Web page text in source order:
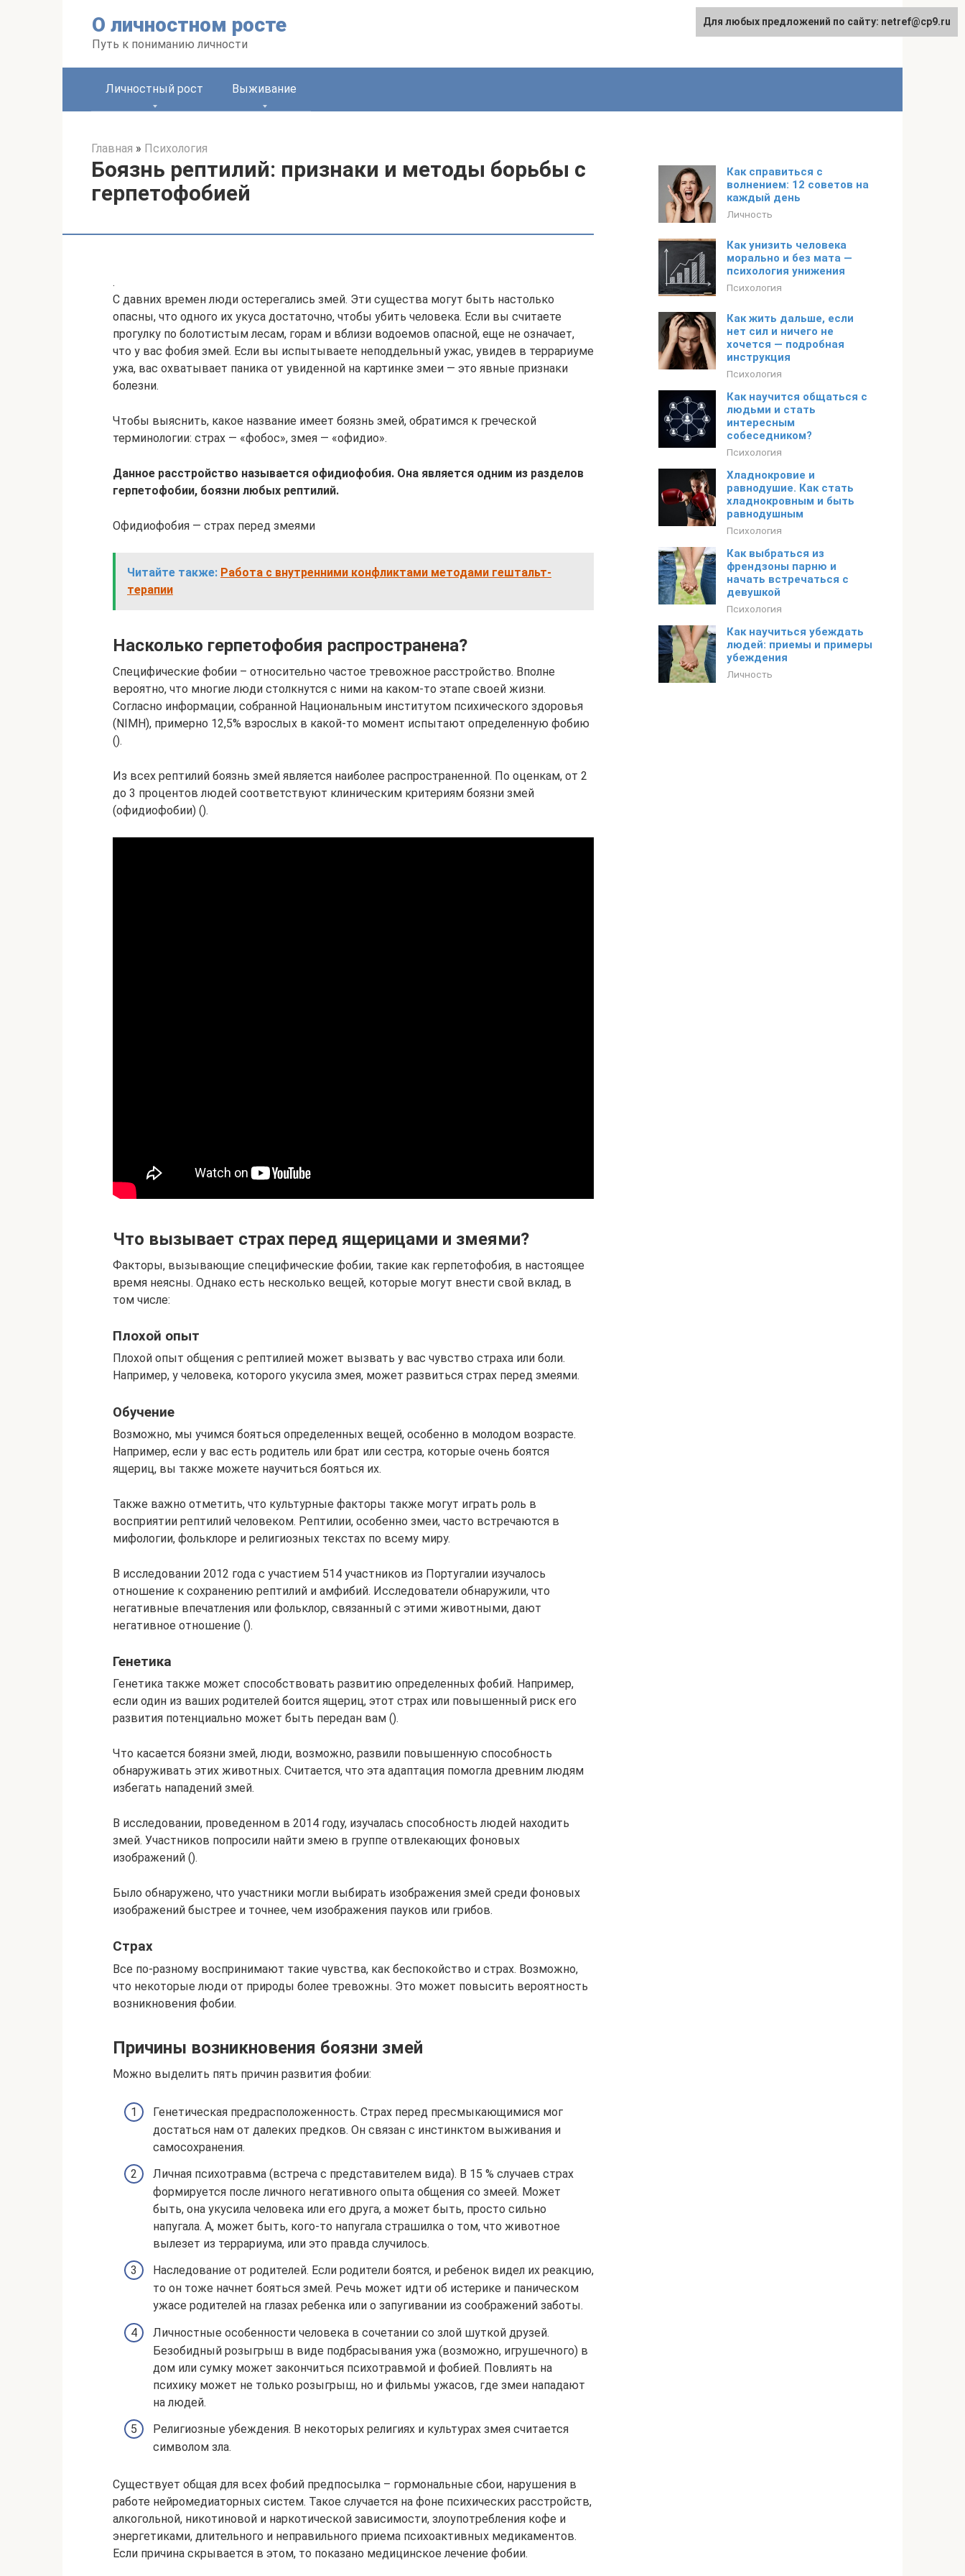
О личностном росте
Путь к пониманию личности
Личностный рост Выживание
Главная » Психология
Боязнь рептилий: признаки и методы борьбы с
герпетофобией
.
С давних времен люди остерегались змей. Эти существа могут быть настолько
опасны, что одного их укуса достаточно, чтобы убить человека. Если вы считаете
прогулку по болотистым лесам, горам и вблизи водоемов опасной, еще не означает,
что у вас фобия змей. Если вы испытываете неподдельный ужас, увидев в террариуме
ужа, вас охватывает паника от увиденной на картинке змеи — это явные признаки
болезни.
Чтобы выяснить, какое название имеет боязнь змей, обратимся к греческой
терминологии: страх — «фобос», змея — «офидио».
Данное расстройство называется офидиофобия. Она является одним из разделов
герпетофобии, боязни любых рептилий.
Офидиофобия — страх перед змеями
Читайте также: Работа с внутренними конфликтами методами гештальт-
терапии
Насколько герпетофобия распространена?
Специфические фобии – относительно частое тревожное расстройство. Вполне
вероятно, что многие люди столкнутся с ними на каком-то этапе своей жизни.
Согласно информации, собранной Национальным институтом психического здоровья
(NIMH), примерно 12,5% взрослых в какой-то момент испытают определенную фобию
().
Из всех рептилий боязнь змей является наиболее распространенной. По оценкам, от 2
до 3 процентов людей соответствуют клиническим критериям боязни змей
(офидиофобии) ().
Что вызывает страх перед ящерицами и змеями?
Факторы, вызывающие специфические фобии, такие как герпетофобия, в настоящее
время неясны. Однако есть несколько вещей, которые могут внести свой вклад, в
том числе:
Плохой опыт
Плохой опыт общения с рептилией может вызвать у вас чувство страха или боли.
Например, у человека, которого укусила змея, может развиться страх перед змеями.
Обучение
Возможно, мы учимся бояться определенных вещей, особенно в молодом возрасте.
Например, если у вас есть родитель или брат или сестра, которые очень боятся
ящериц, вы также можете научиться бояться их.
Также важно отметить, что культурные факторы также могут играть роль в
восприятии рептилий человеком. Рептилии, особенно змеи, часто встречаются в
мифологии, фольклоре и религиозных текстах по всему миру.
В исследовании 2012 года с участием 514 участников из Португалии изучалось
отношение к сохранению рептилий и амфибий. Исследователи обнаружили, что
негативные впечатления или фольклор, связанный с этими животными, дают
негативное отношение ().
Генетика
Генетика также может способствовать развитию определенных фобий. Например,
если один из ваших родителей боится ящериц, этот страх или повышенный риск его
развития потенциально может быть передан вам ().
Что касается боязни змей, люди, возможно, развили повышенную способность
обнаруживать этих животных. Считается, что эта адаптация помогла древним людям
избегать нападений змей.
В исследовании, проведенном в 2014 году, изучалась способность людей находить
змей. Участников попросили найти змею в группе отвлекающих фоновых
изображений ().
Было обнаружено, что участники могли выбирать изображения змей среди фоновых
изображений быстрее и точнее, чем изображения пауков или грибов.
Страх
Все по-разному воспринимают такие чувства, как беспокойство и страх. Возможно,
что некоторые люди от природы более тревожны. Это может повысить вероятность
возникновения фобии.
Причины возникновения боязни змей
Можно выделить пять причин развития фобии:
Генетическая предрасположенность. Страх перед пресмыкающимися мог
достаться нам от далеких предков. Он связан с инстинктом выживания и
самосохранения.
Личная психотравма (встреча с представителем вида). В 15 % случаев страх
формируется после личного негативного опыта общения со змеей. Может
быть, она укусила человека или его друга, а может быть, просто сильно
напугала. А, может быть, кого-то напугала страшилка о том, что животное
вылезет из террариума, или это правда случилось.
Наследование от родителей. Если родители боятся, и ребенок видел их реакцию,
то он тоже начнет бояться змей. Речь может идти об истерике и паническом
ужасе родителей на глазах ребенка или о запугивании из соображений заботы.
Личностные особенности человека в сочетании со злой шуткой друзей.
Безобидный розыгрыш в виде подбрасывания ужа (возможно, игрушечного) в
дом или сумку может закончиться психотравмой и фобией. Повлиять на
психику может не только розыгрыш, но и фильмы ужасов, где змеи нападают
на людей.
Религиозные убеждения. В некоторых религиях и культурах змея считается
символом зла.
Существует общая для всех фобий предпосылка – гормональные сбои, нарушения в
работе нейромедиаторных систем. Такое случается на фоне психических расстройств,
алкогольной, никотиновой и наркотической зависимости, злоупотребления кофе и
энергетиками, длительного и неправильного приема психоактивных медикаментов.
Если причина скрывается в этом, то показано медицинское лечение фобии.
Как справиться с
волнением: 12 советов на
каждый день
Личность
Как унизить человека
морально и без мата —
психология унижения
Психология
Как жить дальше, если
нет сил и ничего не
хочется — подробная
инструкция
Психология
Как научится общаться с
людьми и стать
интересным
собеседником?
Психология
Хладнокровие и
равнодушие. Как стать
хладнокровным и быть
равнодушным
Психология
Как выбраться из
френдзоны парню и
начать встречаться с
девушкой
Психология
Как научиться убеждать
людей: приемы и примеры
убеждения
Личность
Для любых предложений по сайту: netref@cp9.ru